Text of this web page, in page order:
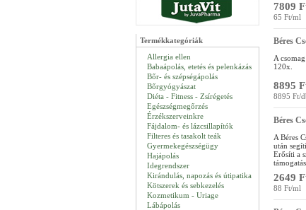
Termékkategóriák
Allergia ellen
Babaápolás, etetés és pelenkázás
Bőr- és szépségápolás
Bőrgyógyászat
Diéta - Fitness - Zsírégetés
Egészségmegőrzés
Érzékszerveinkre
Fájdalom- és lázcsillapítók
Filteres és tasakolt teák
Gyermekegészségügy
Hajápolás
Idegrendszer
Kirándulás, napozás és útipatika
Kötszerek és sebkezelés
Kozmetikum - Uriage
Lábápolás
7809
65 Ft/ml
Béres
A
120x.
8895
8895 Ft/
Béres
A Béres
után
Erősíti a
2649
88 Ft/ml